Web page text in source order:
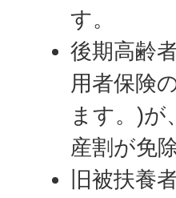
す。
後期高齢
用者保険
ます。)が
産割が免
旧被扶養